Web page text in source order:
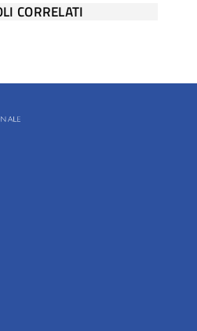
CORRELATI